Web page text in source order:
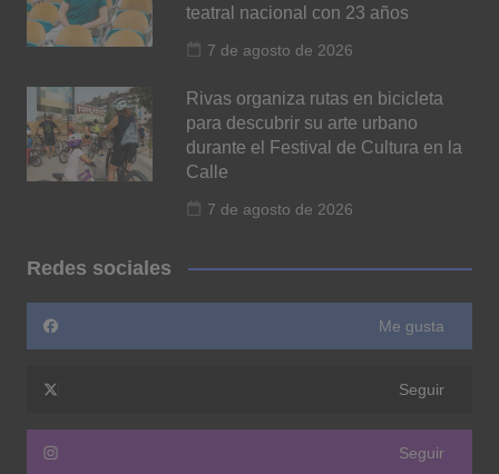
teatral nacional con 23 años
7 de agosto de 2026
Rivas organiza rutas en bicicleta
para descubrir su arte urbano
durante el Festival de Cultura en la
Calle
7 de agosto de 2026
Redes sociales
Me gusta
Seguir
Seguir